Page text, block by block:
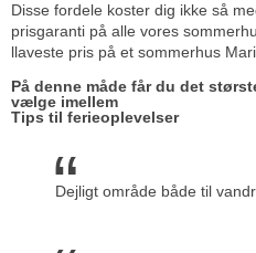
Disse fordele koster dig ikke så
prisgaranti på alle vores
llaveste pris på et sommerhus
På denne måde får du det
vælge imellem
Tips til ferieoplevelser
Dejligt område både til